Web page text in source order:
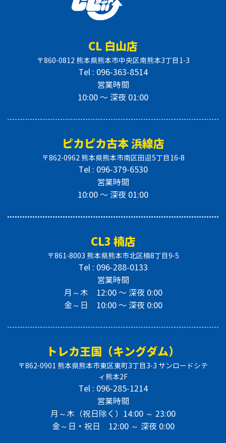
CL 白山店
〒860-0812 熊本県熊本市中央区南熊本3丁目1-3
Tel : 096-363-8514
営業時間
10:00 〜 深夜 01:00
ピカピカ古本 浜線店
〒862-0962 熊本県熊本市南区田迎5丁目16-8
Tel : 096-379-6530
営業時間
10:00 〜 深夜 01:00
CL3 楠店
〒861-8003 熊本県熊本市北区楠8丁目9-5
Tel : 096-288-0133
営業時間
月～木 12:00 〜 深夜 0:00
金～日 10:00 〜 深夜 0:00
トレカ王国（キングダム）
〒862-0901 熊本県熊本市東区東町3丁目3-3 サンロードシテ
ィ熊本2F
Tel : 096-285-1214
営業時間
月～木（祝日除く）14:00 ～ 23:00
金～日・祝日 12:00 ～ 深夜 0:00